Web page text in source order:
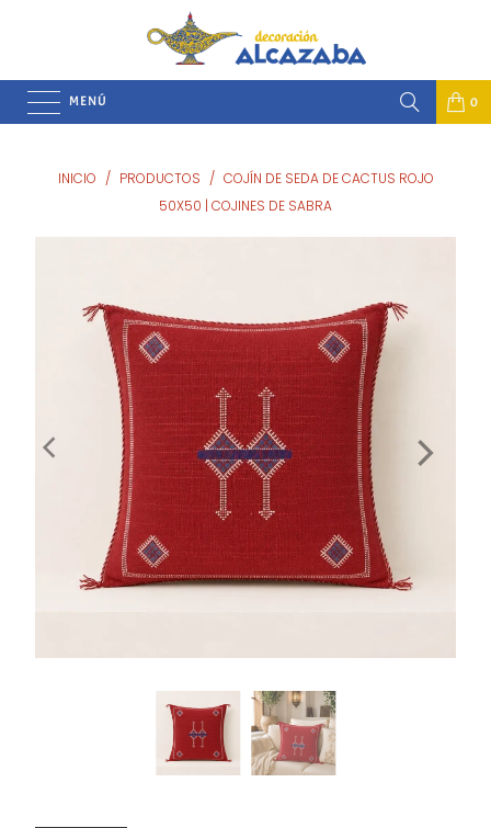
MENÚ 0
INICIO / PRODUCTOS / COJÍN DE SEDA DE CACTUS ROJO
50X50 | COJINES DE SABRA